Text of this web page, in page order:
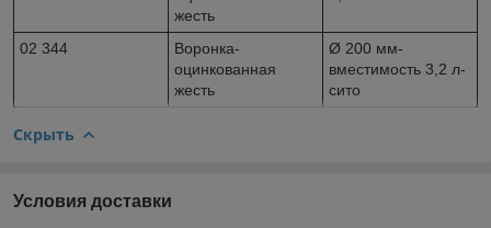
жесть
02 344
Воронка-
оцинкованная
жесть
Ø 200 мм-
вместимость 3,2 л-
сито
Скрыть
Условия доставки